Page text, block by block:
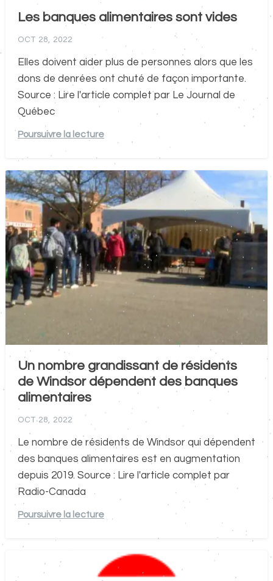
Les banques alimentaires sont vides
OCT 28, 2022
Elles doivent aider plus de personnes alors que les
dons de denrées ont chuté de façon importante.
Source : Lire l'article complet par Le Journal de
Québec
Poursuivre la lecture
Un nombre grandissant de résidents
de Windsor dépendent des banques
alimentaires
OCT 28, 2022
Le nombre de résidents de Windsor qui dépendent
des banques alimentaires est en augmentation
depuis 2019. Source : Lire l'article complet par
Radio-Canada
Poursuivre la lecture